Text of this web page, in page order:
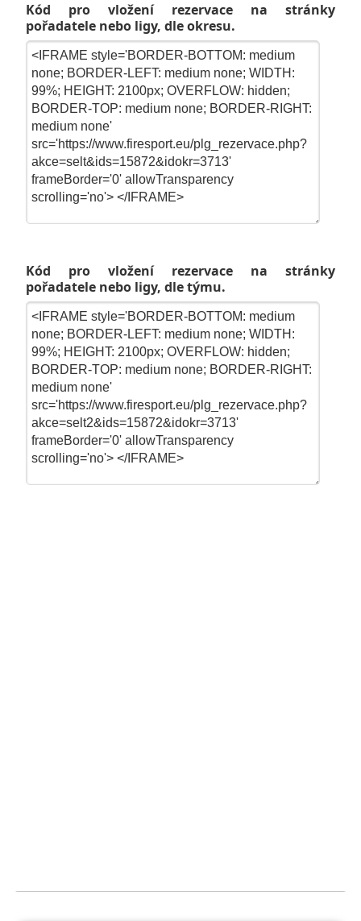
Kód pro vložení rezervace na stránky
pořadatele nebo ligy, dle okresu.
Kód pro vložení rezervace na stránky
pořadatele nebo ligy, dle týmu.